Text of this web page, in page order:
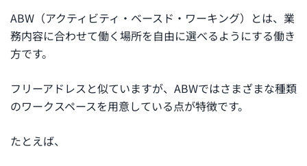
ABW（アクティビティ・ベースド・ワーキング）とは、業
務内容に合わせて働く場所を自由に選べるようにする働き
方です。
フリーアドレスと似ていますが、ABWではさまざまな種類
のワークスペースを用意している点が特徴です。
たとえば、